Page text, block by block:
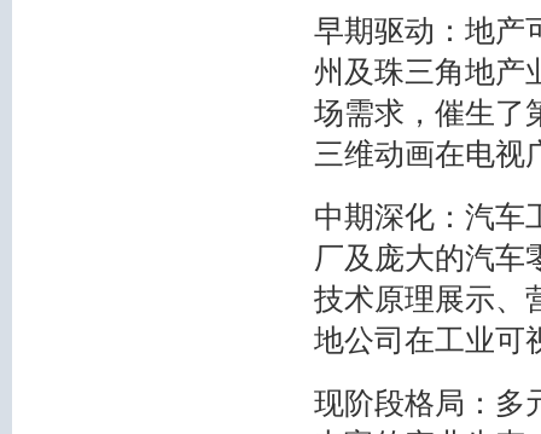
早期驱动：地产
州及珠三角地产
场需求，催生了
三维动画在电视
中期深化：汽车
厂及庞大的汽车
技术原理展示、
地公司在工业可
现阶段格局：多